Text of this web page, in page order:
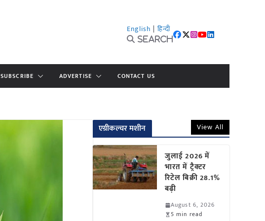
English | हिन्दी
Search
SUBSCRIBE ADVERTISE CONTACT US
एग्रीकल्चर मशीन View All
जुलाई 2026 में
भारत में ट्रैक्टर
रिटेल बिक्री 28.1%
बढ़ी
August 6, 2026
5 min read